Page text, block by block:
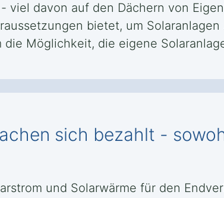
viel davon auf den Dächern von
bietet, um
Möglichkeit, die eigene
sich bezahlt -
und Solarwärme für den